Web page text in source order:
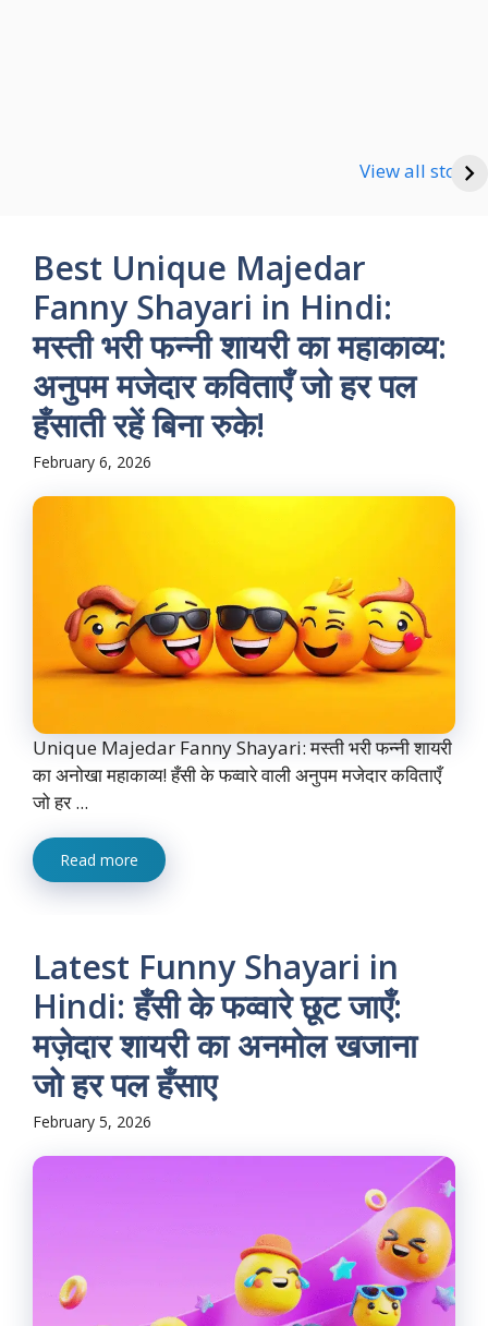
View all stories
Good Night Shayari
Best Unique Majedar
Fanny Shayari in Hindi:
मस्ती भरी फन्नी शायरी का महाकाव्य:
अनुपम मजेदार कविताएँ जो हर पल
हँसाती रहें बिना रुके!
February 6, 2026
Unique Majedar Fanny Shayari: मस्ती भरी फन्नी शायरी
का अनोखा महाकाव्य! हँसी के फव्वारे वाली अनुपम मजेदार कविताएँ
जो हर ...
Read more
Latest Funny Shayari in
Hindi: हँसी के फव्वारे छूट जाएँ:
मज़ेदार शायरी का अनमोल खजाना
जो हर पल हँसाए
February 5, 2026